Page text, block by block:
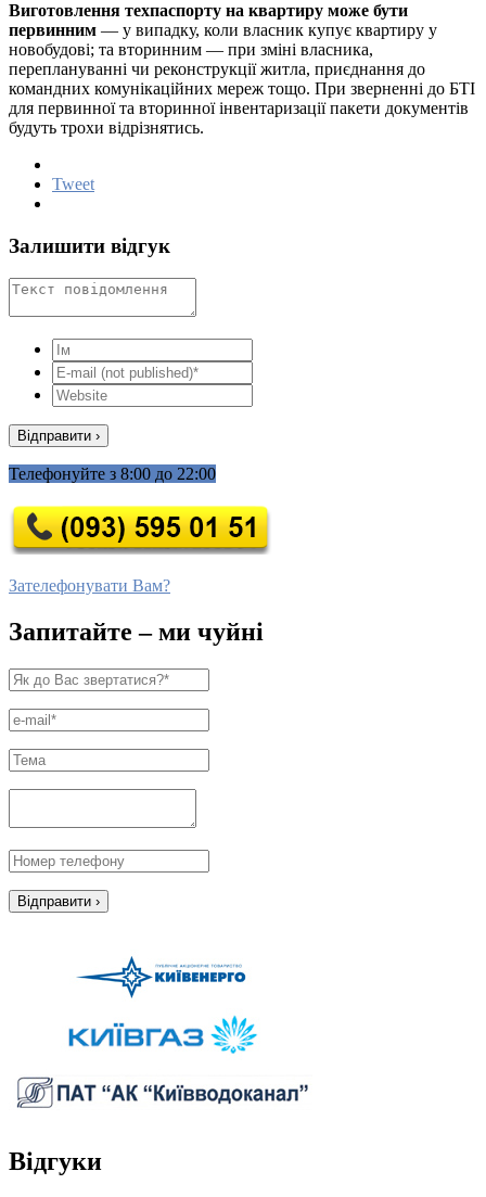
Виготовлення техпаспорту на квартиру може бути
первинним — у випадку, коли власник купує квартиру у
новобудові; та вторинним — при зміні власника,
переплануванні чи реконструкції житла, приєднання до
командних комунікаційних мереж тощо. При зверненні до БТІ
для первинної та вторинної інвентаризації пакети документів
будуть трохи відрізнятись.
Tweet
Залишити відгук
Телефонуйте з 8:00 до 22:00
Зателефонувати Вам?
Запитайте – ми чуйні
Відгуки